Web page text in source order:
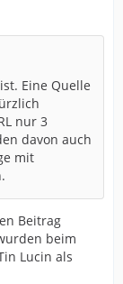
Eine Quelle
nur 3
davon auch
mit
Beitrag
beim
Lucin als